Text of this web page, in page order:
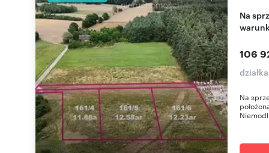
Na sprzedaż działka 1188 m² w Tłustorębach z
106
Na